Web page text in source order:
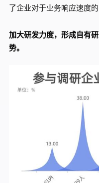
了企业对于业务响应速度的
加大研发力度，形成自有
势。